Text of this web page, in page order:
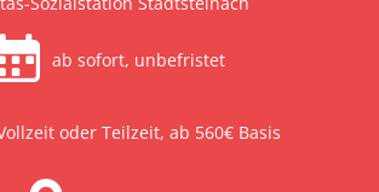
ab sofort, unbefristet
oder Teilzeit, ab 560€ Basis